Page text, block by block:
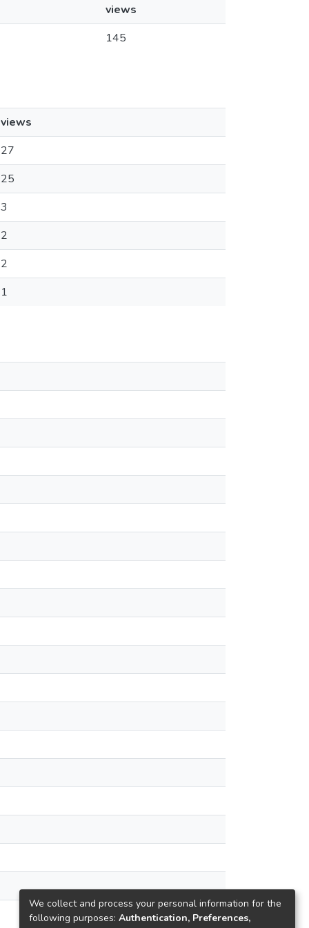
views
145
views
27
25
3
2
2
1
We collect and process your personal information for the
following purposes: Authentication, Preferences,